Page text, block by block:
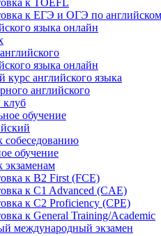
к ЕГЭ и ОГЭ по
языка онлайн
языка онлайн
английского языка
английского
клуб
обучение
собеседованию
обучение
экзаменам
к B2 First (FCE)
к C1 Advanced (CAE)
к C2 Proficiency (CPE)
к General Training/Academic
международный экзамен